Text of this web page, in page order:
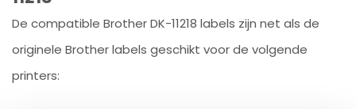
De compatible Brother DK-11218 labels zijn net als de
originele Brother labels geschikt voor de volgende
printers: